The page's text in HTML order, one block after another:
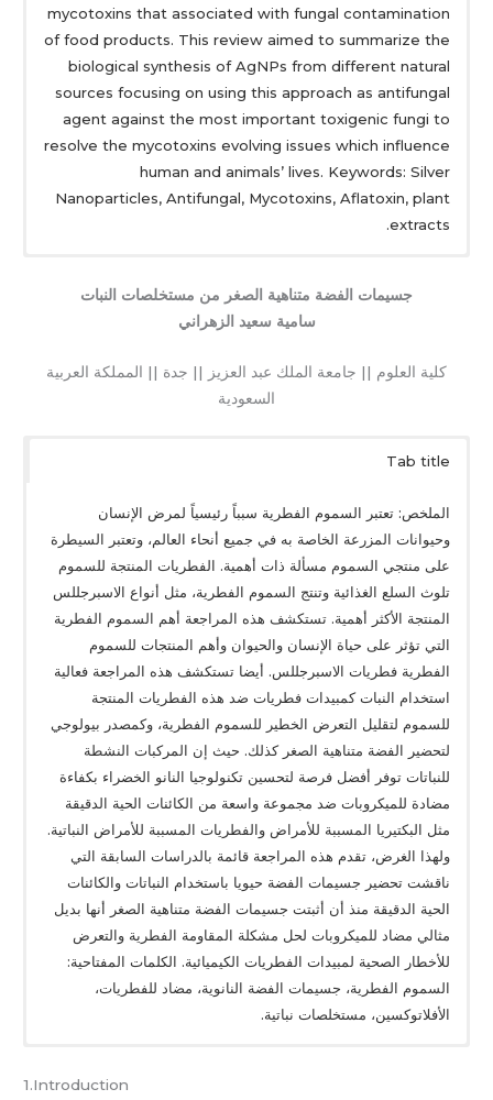
mycotoxins that associated with fungal contamination
of food products. This review aimed to summarize the
biological synthesis of AgNPs from different natural
sources focusing on using this approach as antifungal
agent against the most important toxigenic fungi to
resolve the mycotoxins evolving issues which influence
human and animals’ lives. Keywords: Silver
Nanoparticles, Antifungal, Mycotoxins, Aflatoxin, plant
extracts.
جسيمات الفضة متناهية الصغر من مستخلصات النبات
سامية سعيد الزهراني
كلية العلوم || جامعة الملك عبد العزيز || جدة || المملكة العربية
السعودية
Tab title
الملخص: تعتبر السموم الفطرية سبباً رئيسياً لمرض الإنسان
وحيوانات المزرعة الخاصة به في جميع أنحاء العالم، وتعتبر السيطرة
على منتجي السموم مسألة ذات أهمية. الفطريات المنتجة للسموم
تلوث السلع الغذائية وتنتج السموم الفطرية، مثل أنواع الاسبرجللس
المنتجة الأكثر أهمية. تستكشف هذه المراجعة أهم السموم الفطرية
التي تؤثر على حياة الإنسان والحيوان وأهم المنتجات للسموم
الفطرية فطريات الاسبرجللس. أيضا تستكشف هذه المراجعة فعالية
استخدام النبات كمبيدات فطريات ضد هذه الفطريات المنتجة
للسموم لتقليل التعرض الخطير للسموم الفطرية، وكمصدر بيولوجي
لتحضير الفضة متناهية الصغر كذلك. حيث إن المركبات النشطة
للنباتات توفر أفضل فرصة لتحسين تكنولوجيا النانو الخضراء بكفاءة
مضادة للميكروبات ضد مجموعة واسعة من الكائنات الحية الدقيقة
مثل البكتيريا المسببة للأمراض والفطريات المسببة للأمراض النباتية.
ولهذا الغرض، تقدم هذه المراجعة قائمة بالدراسات السابقة التي
ناقشت تحضير جسيمات الفضة حيويا باستخدام النباتات والكائنات
الحية الدقيقة منذ أن أثبتت جسيمات الفضة متناهية الصغر أنها بديل
مثالي مضاد للميكروبات لحل مشكلة المقاومة الفطرية والتعرض
للأخطار الصحية لمبيدات الفطريات الكيميائية. الكلمات المفتاحية:
السموم الفطرية، جسيمات الفضة النانوية، مضاد للفطريات،
الأفلاتوكسين، مستخلصات نباتية.
1.Introduction